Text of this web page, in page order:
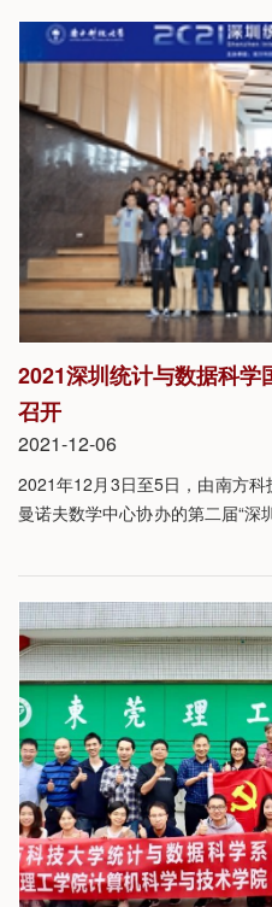
奖三等奖。南科大统计与数据
人，城安院为第一完成单位，南
2021深圳统计与数据科
召开
2021-12-06
2021年12月3日至5日，由南方
曼诺夫数学中心协办的第二届“深
我校会议中心举行。来自哈佛
大学等国内外高校的统计和数据
线下相结合的形式举办。